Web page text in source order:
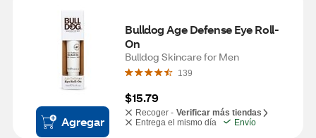
Agregar
Bulldog Age Defense Eye Roll-
On
Bulldog Skincare for Men
139
$15.79
Recoger - Verificar más tiendas
Entrega el mismo día
Envío